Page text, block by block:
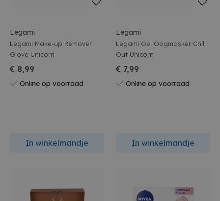
Legami
Legami Make-up Remover
Glove Unicorn
€ 8,99
Online op voorraad
In winkelmandje
Legami
Legami Gel Oogmasker Chill
Out Unicorn
€ 7,99
Online op voorraad
In winkelmandje